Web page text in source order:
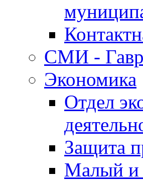
СМИ -
Экономика
Отдел
Защита
Малый и